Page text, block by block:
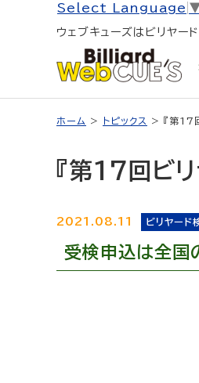
Select Language
ウェブキューズはビリヤー
ホーム > トピックス > 『第17
『第17回ビ
2021.08.11 ビリヤード
受検申込は全国